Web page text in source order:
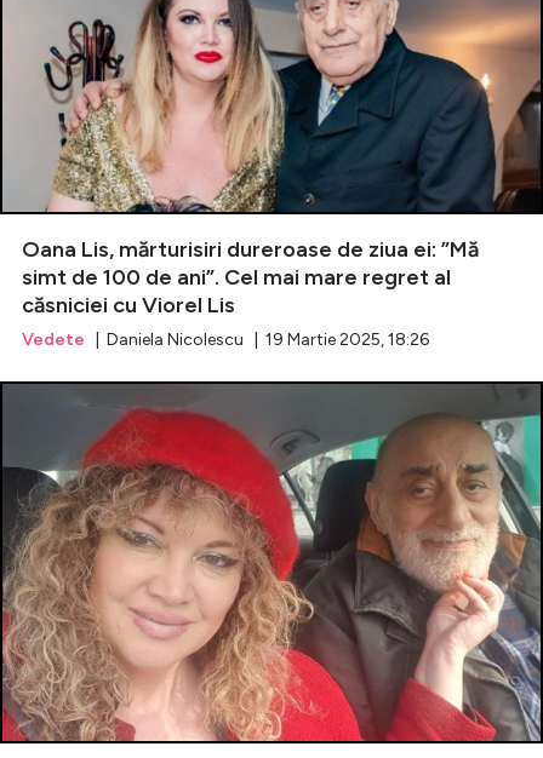
Intră în cont
Creează cont
Oana Lis, mărturisiri dureroase de ziua ei: ”Mă
simt de 100 de ani”. Cel mai mare regret al
căsniciei cu Viorel Lis
Vedete | Daniela Nicolescu | 19 Martie 2025, 18:26